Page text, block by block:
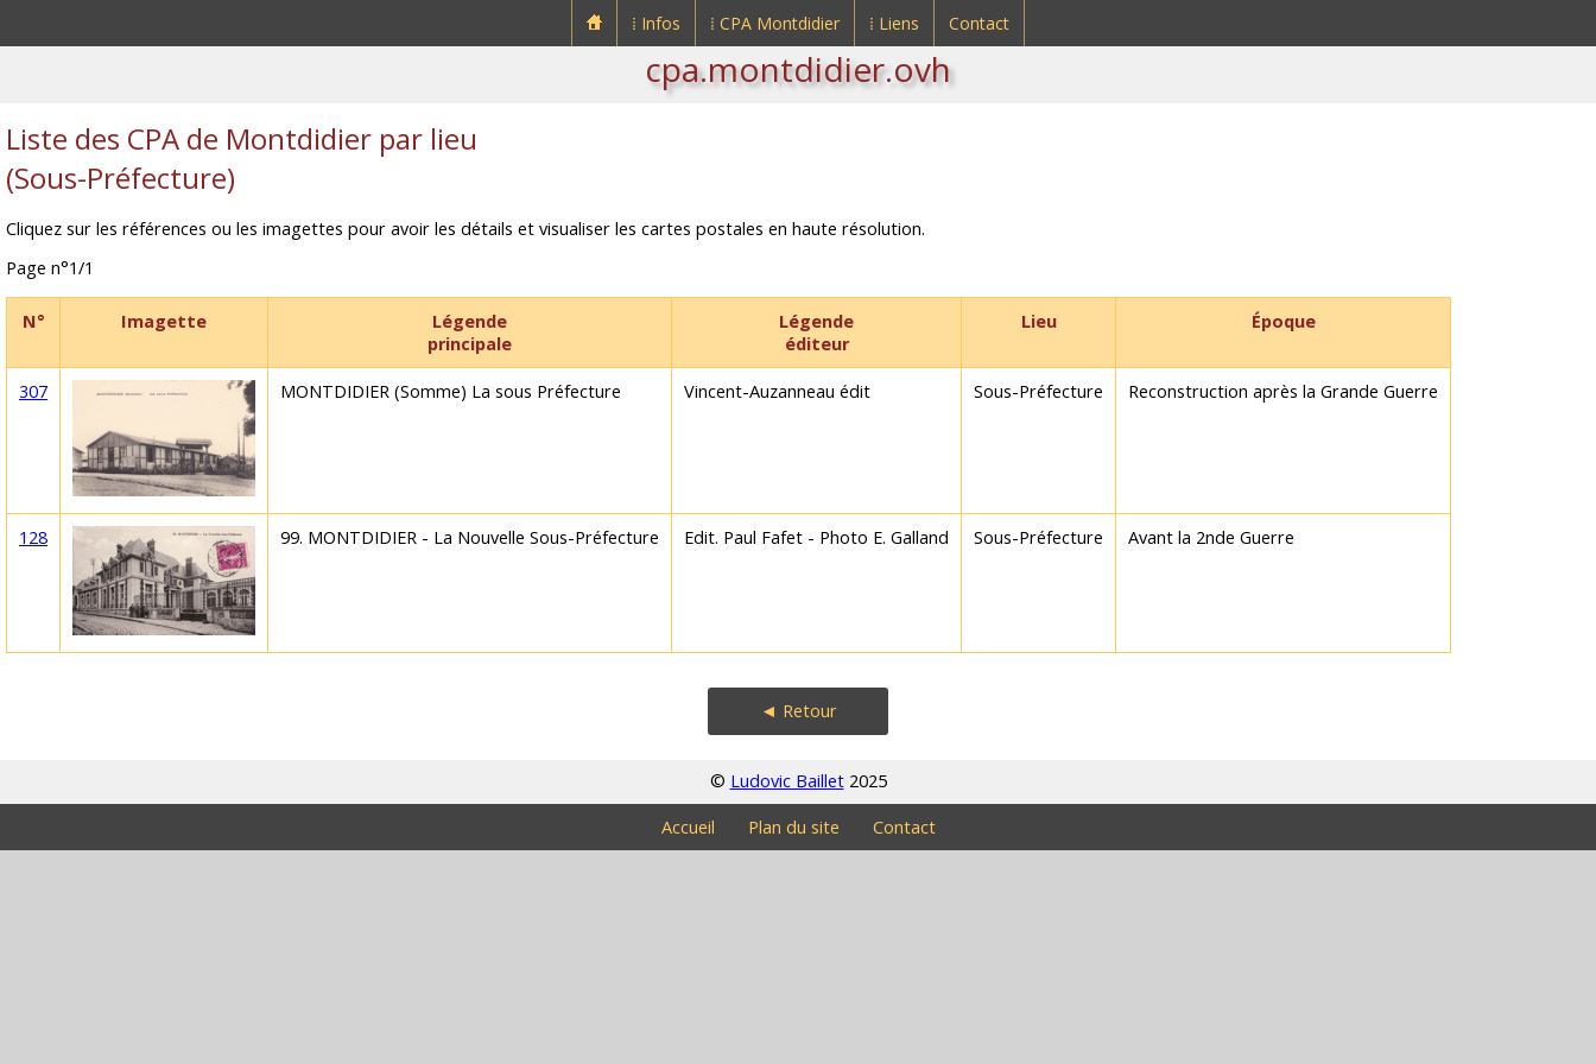
⁞ Infos ⁞ CPA Montdidier ⁞ Liens Contact
cpa.montdidier.ovh
Liste des CPA de Montdidier par lieu
(Sous-Préfecture)
Cliquez sur les références ou les imagettes pour avoir les détails et visualiser les cartes postales en haute résolution.
Page n°1/1
N° Imagette
Légende
principale
Légende
éditeur
Lieu Époque
307 MONTDIDIER (Somme) La sous Préfecture Vincent-Auzanneau édit Sous-Préfecture Reconstruction après la Grande Guerre
128 99. MONTDIDIER - La Nouvelle Sous-Préfecture Edit. Paul Fafet - Photo E. Galland Sous-Préfecture Avant la 2nde Guerre
◄ Retour
© Ludovic Baillet2025
Accueil Plan du site Contact